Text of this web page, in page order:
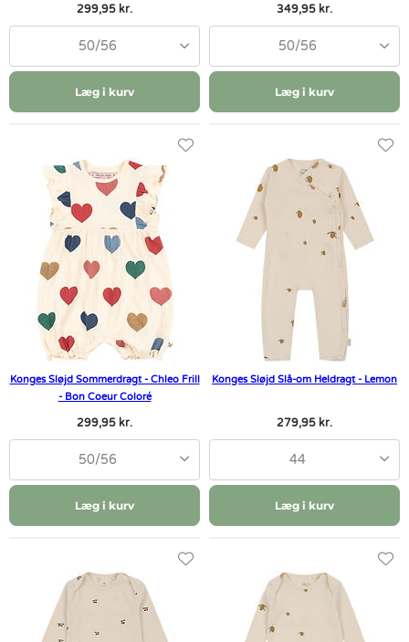
299,95 kr.
50/56
Læg i kurv
349,95 kr.
50/56
Læg i kurv
Konges Sløjd Sommerdragt - Chleo Frill
- Bon Coeur Coloré
299,95 kr.
50/56
Læg i kurv
Konges Sløjd Slå-om Heldragt - Lemon
279,95 kr.
44
Læg i kurv